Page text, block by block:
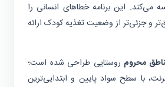
می‌کند. این برنامه خطاهای انسانی را
و جزئی‌تر از وضعیت تغذیه کودک ارائه
محروم روستایی طراحی شده است؛
با سطح سواد پایین و ابتدایی‌ترین